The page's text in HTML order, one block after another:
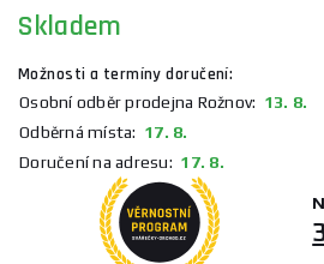
Skladem
Možnosti a termíny doručení:
Osobní odběr prodejna Rožnov: 13. 8.
Odběrná místa: 17. 8.
Doručení na adresu: 17. 8.